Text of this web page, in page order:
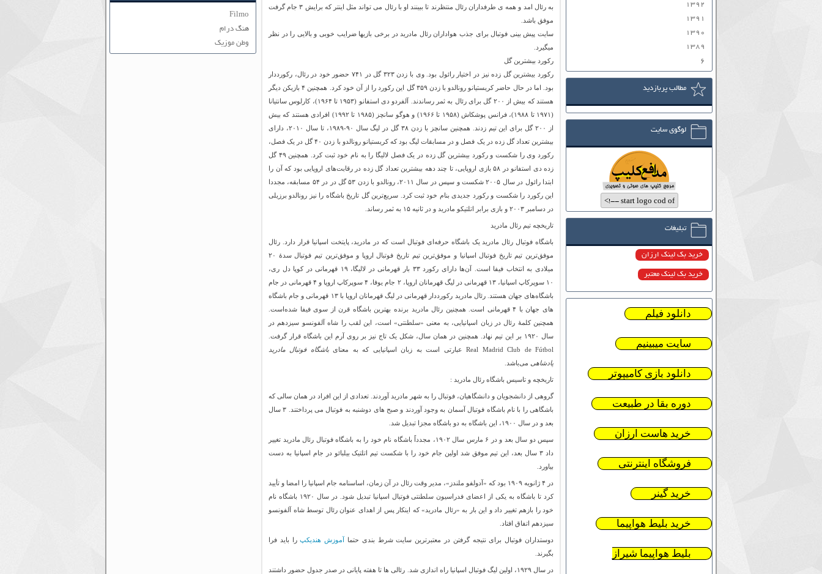
به رئال امد و همه ی طرفداران رئال منتظرند تا ببینند او با رئال می تواند مثل اینتر که برایش ۳ جام گرفت
موفق باشد.
سایت پیش بینی فوتبال برای جذب هواداران رئال مادرید در برخی بازیها ضرایب خوبی و بالایی را در نظر
میگیرد.
رکورد بیشترین گل
رکورد بیشترین گل زده نیز در اختیار رائول بود. وی با زدن ۳۲۳ گل در ۷۴۱ حضور خود در رئال، رکورددار
بود. اما در حال حاضر کریستیانو رونالدو با زدن ۳۵۹ گل این رکورد را از آن خود کرد. همچنین ۴ بازیکن دیگر
هستند که بیش از ۲۰۰ گل برای رئال به ثمر رساندند. آلفردو دی استفانو (۱۹۵۳ تا ۱۹۶۴)، کارلوس سانتیانا
(۱۹۷۱ تا ۱۹۸۸)، فرانس پوشکاش (۱۹۵۸ تا ۱۹۶۶) و هوگو سانچز (۱۹۸۵ تا ۱۹۹۲) افرادی هستند که بیش
از ۲۰۰ گل برای این تیم زدند. همچنین سانچز با زدن ۳۸ گل در لیگ سال ۹۰-۱۹۸۹، تا سال ۲۰۱۰، دارای
بیشترین تعداد گل زده در یک فصل و در مسابقات لیگ بود که کریستیانو رونالدو با زدن ۴۰ گل در یک فصل،
رکورد وی را شکست و رکورد بیشترین گل زده در یک فصل لالیگا را به نام خود ثبت کرد. همچنین ۴۹ گل
زده دی استفانو در ۵۸ بازی اروپایی، تا چند دهه بیشترین تعداد گل زده در رقابت‌های اروپایی بود که آن را
ابتدا رائول در سال ۲۰۰۵ شکست و سپس در سال ۲۰۱۱، رونالدو با زدن ۵۳ گل در در ۵۴ مسابقه، مجددا
این رکورد را شکست و رکورد جدیدی بنام خود ثبت کرد. سریع‌ترین گل تاریخ باشگاه را نیز رونالدو برزیلی
در دسامبر ۲۰۰۳ و بازی برابر اتلتیکو مادرید و در ثانیه ۱۵ به ثمر رساند.
تاریخچه تیم رئال مادرید
باشگاه فوتبال رئال مادرید یک باشگاه حرفه‌ای فوتبال است که در مادرید، پایتخت اسپانیا قرار دارد. رئال
موفق‌ترین تیم تاریخ فوتبال اسپانیا و موفق‌ترین تیم تاریخ فوتبال اروپا و موفق‌ترین تیم فوتبال سدهٔ ۲۰
میلادی به انتخاب فیفا است. آن‌ها دارای رکورد ۳۳ بار قهرمانی در لالیگا، ۱۹ قهرمانی در کوپا دل ری،
۱۰ سوپرکاپ اسپانیا، ۱۳ قهرمانی در لیگ قهرمانان اروپا، ۲ جام یوفا، ۴ سوپرکاپ اروپا و ۴ قهرمانی در جام
باشگاه‌های جهان هستند. رئال مادرید رکورددار قهرمانی در لیگ قهرمانان اروپا با ۱۳ قهرمانی و جام باشگاه
های جهان با ۴ قهرمانی است. همچنین رئال مادرید برنده بهترین باشگاه قرن از سوی فیفا شده‌است.
همچنین کلمهٔ رئال در زبان اسپانیایی، به معنی «سلطنتی» است، این لقب را شاه آلفونسو سیزدهم در
سال ۱۹۲۰ بر این تیم نهاد. همچنین در همان سال، شکل یک تاج نیز بر روی آرم این باشگاه قرار گرفت.
Real Madrid Club de Fútbol عبارتی است به زبان اسپانیایی که به معنای
باشگاه فوتبال مادرید
پادشاهی می‌باشد.
تاریخچه و تاسیس باشگاه رئال مادرید :
گروهی از دانشجویان و دانشگاهیان، فوتبال را به شهر مادرید آوردند. تعدادی از این افراد در همان سالی که
باشگاهی را با نام باشگاه فوتبال آسمان به وجود آوردند و صبح های دوشنبه به فوتبال می پرداختند. ۳ سال
بعد و در سال ۱۹۰۰، این باشگاه به دو باشگاه مجزا تبدیل شد.
سپس دو سال بعد و در ۶ مارس سال ۱۹۰۲، مجدداً باشگاه نام خود را به باشگاه فوتبال رئال مادرید تغییر
داد ۳ سال بعد، این تیم موفق شد اولین جام خود را با شکست تیم اتلتیک بیلبائو در جام اسپانیا به دست
بیاورد.
در ۴ ژانویه ۱۹۰۹ بود که «آدولفو ملندز»، مدیر وقت رئال در آن زمان، اساسنامه جام اسپانیا را امضا و تأیید
کرد تا باشگاه به یکی از اعضای فدراسیون سلطنتی فوتبال اسپانیا تبدیل شود. در سال ۱۹۲۰ باشگاه نام
خود را بازهم تغییر داد و این بار به «رئال مادرید» که اینکار پس از اهدای عنوان رئال توسط شاه آلفونسو
سیزدهم اتفاق افتاد.
دوستداران فوتبال برای نتیجه گرفتن در معتبرترین سایت شرط بندی حتما آموزش هندیکپرا باید فرا
بگیرند.
در سال ۱۹۲۹، اولین لیگ فوتبال اسپانیا راه اندازی شد. رئالی ها تا هفته پایانی در صدر جدول حضور داشتند
۱۳۹۲
۱۳۹۱
۱۳۹۰
۱۳۸۹
۶
مطالب پربازدید
لوگوی سایت
تبلیغات
خرید بک لینک ارزان
خرید بک لینک معتبر
دانلود فیلم
سایت میبینیم
دانلود بازی کامیپوتر
دوره بقا در طبیعت
خرید هاست ارزان
فروشگاه اینترنتی
خرید گینر
خرید بلیط هواپیما
بلیط هواپیما شیراز
Filmo
هنگ درام
وطن موزیک